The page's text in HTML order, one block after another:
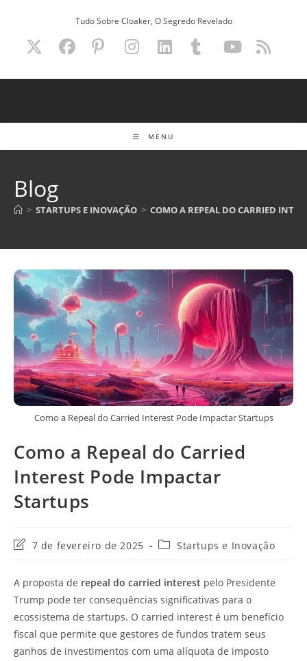
Tudo Sobre Cloaker, O Segredo Revelado
MENU
Blog
> STARTUPS E INOVAÇÃO > COMO A REPEAL DO CARRIED
Como a Repeal do Carried Interest Pode Impactar Startups
Como a Repeal do Carried
Interest Pode Impactar
Startups
Última
post:
7 de fevereiro de 2025
Categoria
Startups e Inovação
A proposta de repeal do carried interest pelo Presidente
Trump pode ter consequências significativas para o
ecossistema de startups. O carried interest é um benefício
fiscal que permite que gestores de fundos tratem seus
ganhos de investimentos com uma alíquota de imposto